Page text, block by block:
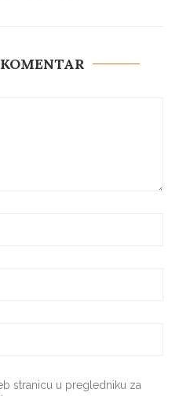
stranicu u pregledniku za